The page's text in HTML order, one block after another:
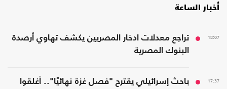
أخبار الساعة
18:07
تراجع معدلات ادخار المصريين يكشف تهاوي أرصدة
البنوك المصرية
17:37
باحث إسرائيلي يقترح "فصل غزة نهائيًا".. أغلقوا